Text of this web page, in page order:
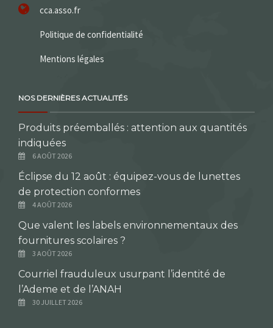
cca.asso.fr
Politique de confidentialité
Mentions légales
NOS DERNIÈRES ACTUALITÉS
Produits préemballés : attention aux quantités
indiquées
6 AOÛT 2026
Éclipse du 12 août : équipez-vous de lunettes
de protection conformes
4 AOÛT 2026
Que valent les labels environnementaux des
fournitures scolaires ?
3 AOÛT 2026
Courriel frauduleux usurpant l’identité de
l’Ademe et de l’ANAH
30 JUILLET 2026